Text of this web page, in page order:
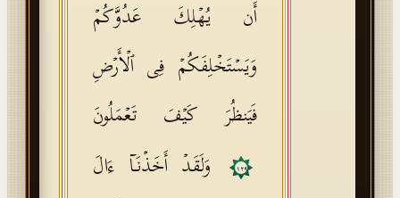
أَن یُهۡلِكَ عَدُوَّكُمۡ
وَیَسۡتَخۡلِفَكُمۡ فِی ٱلۡأَرۡضِ
فَیَنظُرَ كَیۡفَ تَعۡمَلُونَ
١٢٩
وَلَقَدۡ أَخَذۡنَاۤ ءَالَ